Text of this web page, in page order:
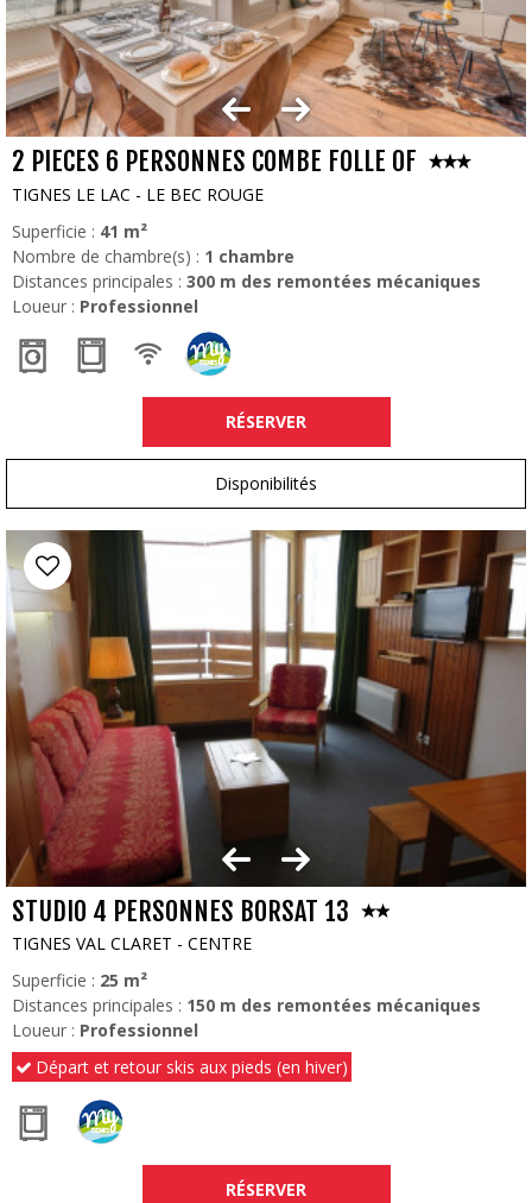
2 PIECES 6 PERSONNES COMBE FOLLE 0F
TIGNES LE LAC - LE BEC ROUGE
Superficie : 41 m²
Nombre de chambre(s) : 1 chambre
Distances principales : 300 m des remontées mécaniques
Loueur : Professionnel
RÉSERVER
Disponibilités
STUDIO 4 PERSONNES BORSAT 13
TIGNES VAL CLARET - CENTRE
Superficie : 25 m²
Distances principales : 150 m des remontées mécaniques
Loueur : Professionnel
Départ et retour skis aux pieds (en hiver)
RÉSERVER